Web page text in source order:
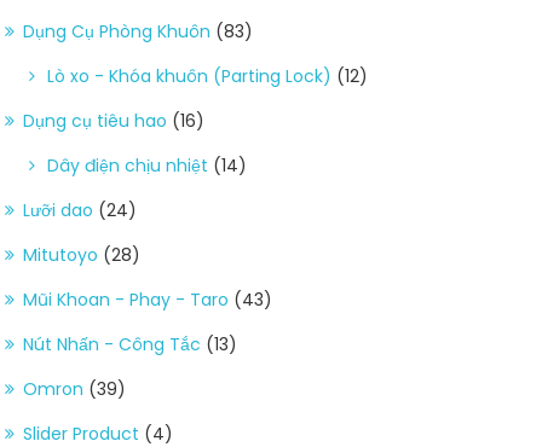
Dụng Cụ Phòng Khuôn (83)
Lò xo - Khóa khuôn (Parting Lock) (12)
Dụng cụ tiêu hao (16)
Dây điện chịu nhiệt (14)
Lưỡi dao (24)
Mitutoyo (28)
Mũi Khoan - Phay - Taro (43)
Nút Nhấn - Công Tắc (13)
Omron (39)
Slider Product (4)